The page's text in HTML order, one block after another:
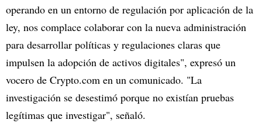
operando en un entorno de regulación por aplicación de la
ley, nos complace colaborar con la nueva administración
para desarrollar políticas y regulaciones claras que
impulsen la adopción de activos digitales", expresó un
vocero de Crypto.com en un comunicado. "La
investigación se desestimó porque no existían pruebas
legítimas que investigar", señaló.